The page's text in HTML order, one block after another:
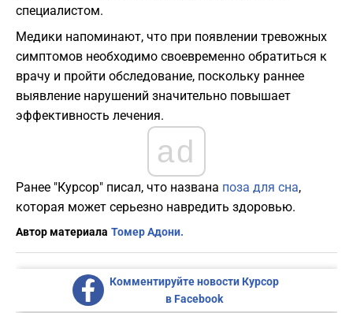
специалистом.
Медики напоминают, что при появлении тревожных
симптомов необходимо своевременно обратиться к
врачу и пройти обследование, поскольку раннее
выявление нарушений значительно повышает
эффективность лечения.
ad
Ранее "Курсор" писал, что названа поза для сна,
которая может серьезно навредить здоровью.
Автор материала Томер Адони.
Комментируйте новости Курсор
в Facebook